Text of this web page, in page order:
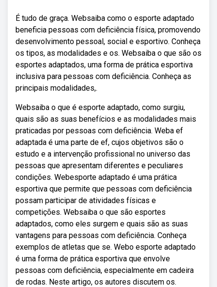
É tudo de graça. Websaiba como o esporte adaptado
beneficia pessoas com deficiência física, promovendo
desenvolvimento pessoal, social e esportivo. Conheça
os tipos, as modalidades e os. Websaiba o que são os
esportes adaptados, uma forma de prática esportiva
inclusiva para pessoas com deficiência. Conheça as
principais modalidades,.
Websaiba o que é esporte adaptado, como surgiu,
quais são as suas benefícios e as modalidades mais
praticadas por pessoas com deficiência. Weba ef
adaptada é uma parte de ef, cujos objetivos são o
estudo e a intervenção profissional no universo das
pessoas que apresentam diferentes e peculiares
condições. Webesporte adaptado é uma prática
esportiva que permite que pessoas com deficiência
possam participar de atividades físicas e
competições. Websaiba o que são esportes
adaptados, como eles surgem e quais são as suas
vantagens para pessoas com deficiência. Conheça
exemplos de atletas que se. Webo esporte adaptado
é uma forma de prática esportiva que envolve
pessoas com deficiência, especialmente em cadeira
de rodas. Neste artigo, os autores discutem os.